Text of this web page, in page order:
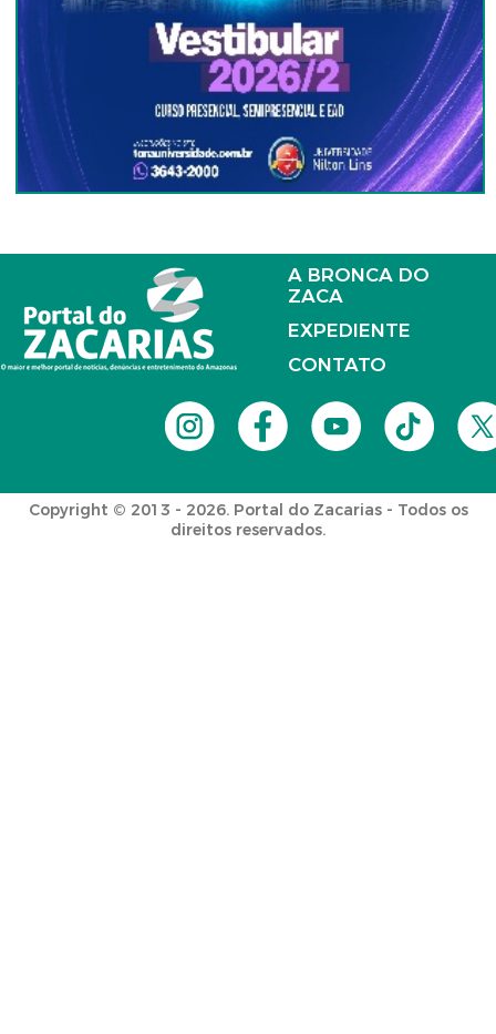
A BRONCA DO
ZACA
EXPEDIENTE
CONTATO
Copyright © 2013 - 2026. Portal do Zacarias - Todos os
direitos reservados.